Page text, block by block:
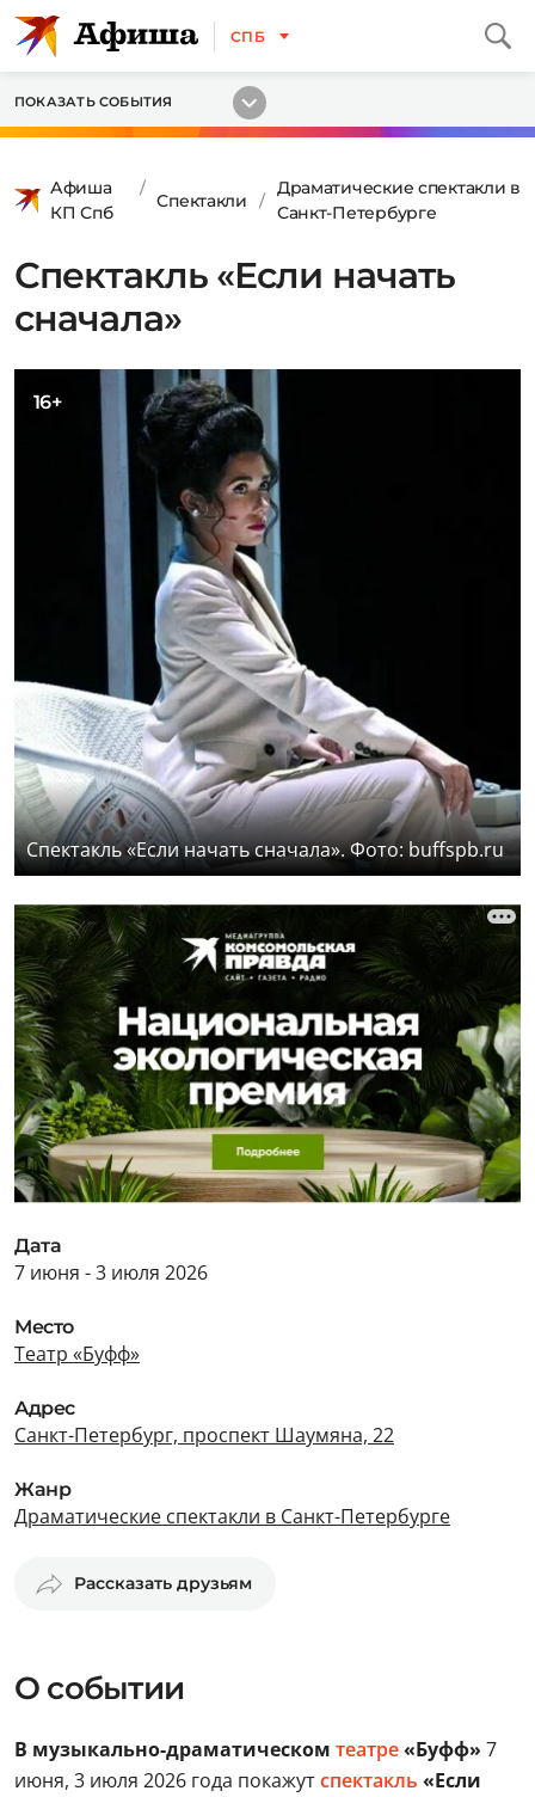
СПБ
ПОКАЗАТЬ СОБЫТИЯ
Афиша
КП Спб
Спектакли
Драматические спектакли в
Санкт-Петербурге
Спектакль «Если начать
сначала»
16+
Спектакль «Если начать сначала». Фото: buffspb.ru
Дата
7 июня - 3 июля 2026
Место
Театр «Буфф»
Адрес
Санкт-Петербург, проспект Шаумяна, 22
Жанр
Драматические спектакли в Санкт-Петербурге
Рассказать друзьям
О событии
В музыкально-драматическом театре«Буфф» 7
июня, 3 июля 2026 года покажутспектакль «Если